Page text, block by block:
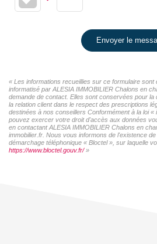
Envoyer le
« Les informations recueillies sur ce formulaire
informatisé par ALESIA IMMOBILIER Chalons en
demande de contact. Elles sont conservées pour la
la relation client dans le respect des prescriptions
destinées à nos conseillers Conformément à la loi «
pouvez exercer votre droit d'accès aux données
en contactant ALESIA IMMOBILIER Chalons en
immobilier.fr. Nous vous informons de l'existence
démarchage téléphonique « Bloctel », sur laquelle
https://www.bloctel.gouv.fr/»